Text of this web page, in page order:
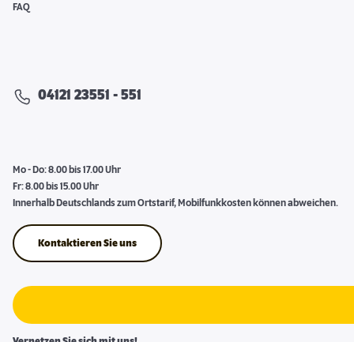
FAQ
04121 23551 - 551
Mo - Do: 8.00 bis 17.00 Uhr
Fr: 8.00 bis 15.00 Uhr
Innerhalb Deutschlands zum Ortstarif, Mobilfunkkosten können abweichen.
Kontaktieren Sie uns